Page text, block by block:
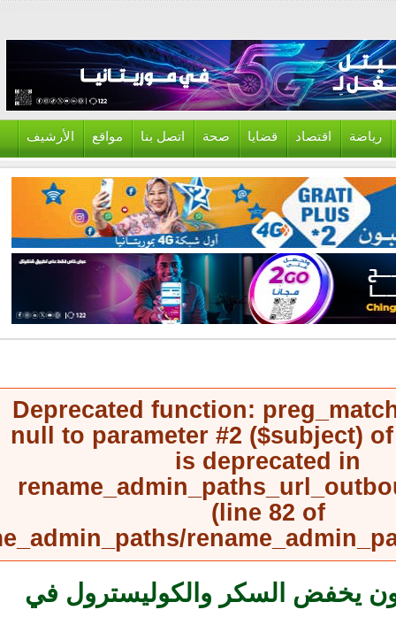
اقتصاد قضايا صحة اتصل بنا مواقع الأرشيف
Deprecated function:
null to parameter #2 ($subject)
is deprecated in
(line82of
يخفض السكر والكوليسترول في